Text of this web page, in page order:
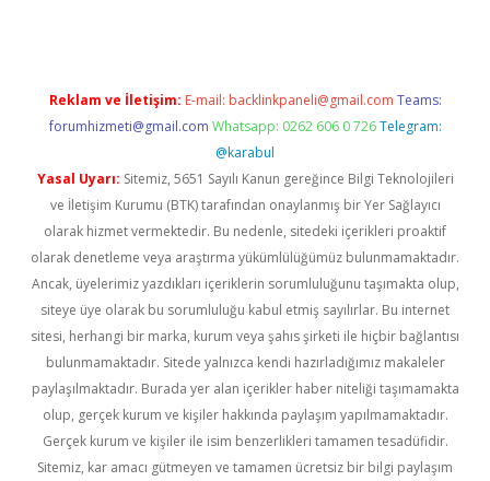
Reklam ve İletişim: E-mail: backlinkpaneli@gmail.com Teams:
forumhizmeti@gmail.com Whatsapp: 0262 606 0 726 Telegram:
@karabul
Yasal Uyarı: Sitemiz, 5651 Sayılı Kanun gereğince Bilgi Teknolojileri
ve İletişim Kurumu (BTK) tarafından onaylanmış bir Yer Sağlayıcı
olarak hizmet vermektedir. Bu nedenle, sitedeki içerikleri proaktif
olarak denetleme veya araştırma yükümlülüğümüz bulunmamaktadır.
Ancak, üyelerimiz yazdıkları içeriklerin sorumluluğunu taşımakta olup,
siteye üye olarak bu sorumluluğu kabul etmiş sayılırlar. Bu internet
sitesi, herhangi bir marka, kurum veya şahıs şirketi ile hiçbir bağlantısı
bulunmamaktadır. Sitede yalnızca kendi hazırladığımız makaleler
paylaşılmaktadır. Burada yer alan içerikler haber niteliği taşımamakta
olup, gerçek kurum ve kişiler hakkında paylaşım yapılmamaktadır.
Gerçek kurum ve kişiler ile isim benzerlikleri tamamen tesadüfidir.
Sitemiz, kar amacı gütmeyen ve tamamen ücretsiz bir bilgi paylaşım